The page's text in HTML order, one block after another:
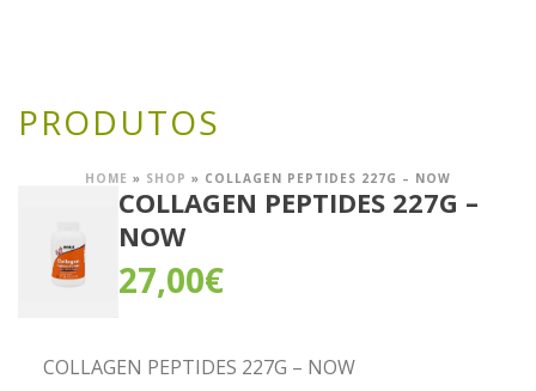
PRODUTOS
HOME » SHOP » COLLAGEN PEPTIDES 227G – NOW
COLLAGEN PEPTIDES 227G –
NOW
27,00€
COLLAGEN PEPTIDES 227G – NOW